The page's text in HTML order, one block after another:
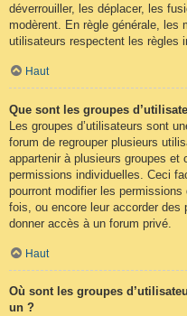
déverrouiller, les déplacer, les
modèrent. En règle générale, les
utilisateurs respectent les règles
Haut
Que sont les groupes
Les groupes d’utilisateurs sont
forum de regrouper plusieurs
appartenir à plusieurs groupes et
permissions individuelles. Ceci
pourront modifier les
fois, ou encore leur accorder des
donner accès à un forum privé.
Haut
Où sont les groupes
un ?